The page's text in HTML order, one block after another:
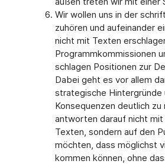
Wir wollen uns in der
zuhören und aufeinander
nicht mit Texten
Programmkommissionen
schlagen Positionen zur
Dabei geht es vor allem
strategische Hintergründe
Konsequenzen deutlich zu
antworten darauf nicht mit
Texten, sondern auf den
möchten, dass möglichst
kommen können, ohne